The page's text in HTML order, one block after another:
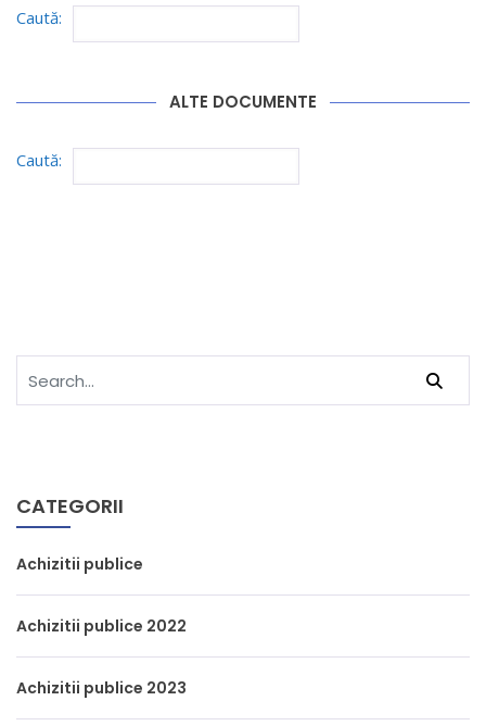
Caută:
ALTE DOCUMENTE
Caută:
CATEGORII
Achizitii publice
Achizitii publice 2022
Achizitii publice 2023